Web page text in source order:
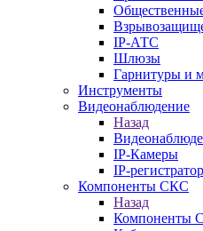
IP-АТС
Шлюзы
Гарнитуры и
Инструменты
Видеонаблюдение
Назад
IP-Камеры
IP-
Компоненты СКС
Назад
Компоненты